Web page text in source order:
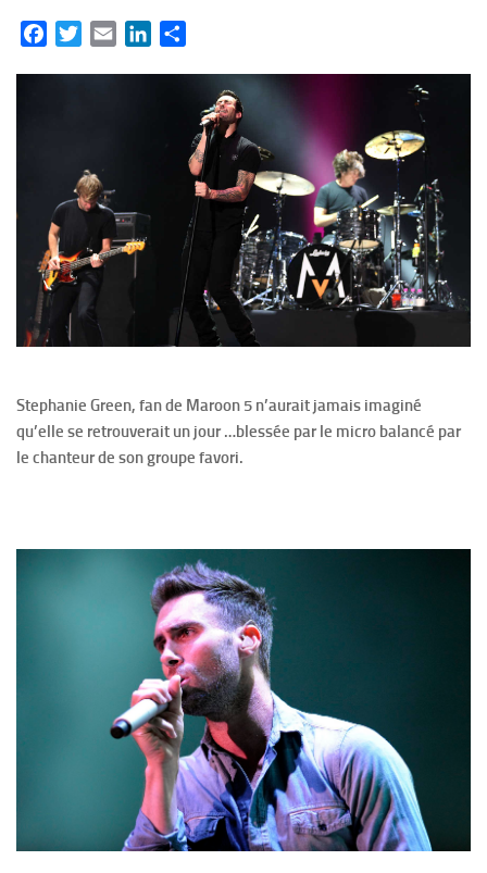
FacebookTwitterEmail LinkedIn
Stephanie Green, fan de Maroon 5 n’aurait jamais imaginé
qu’elle se retrouverait un jour …blessée par le micro balancé par
le chanteur de son groupe favori.